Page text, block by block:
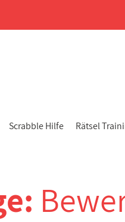
Scrabble Hilfe Rätsel